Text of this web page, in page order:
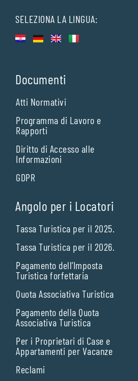
SELEZIONA LA LINGUA:
Documenti
Atti Normativi
Programma di Lavoro e
Rapporti
Diritto di Accesso alle
Informazioni
GDPR
Angolo per i Locatori
Tassa Turistica per il 2025.
Tassa Turistica per il 2026.
Pagamento dell’Imposta
Turistica forfettaria
Quota Associativa Turistica
Pagamento della Quota
Associativa Turistica
Per i Proprietari di Case e
Appartamenti per Vacanze
Reclami